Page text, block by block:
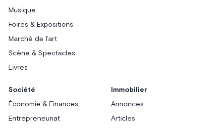
Musique
Foires & Expositions
Marché de l'art
Scène & Spectacles
Livres
Société
Économie & Finances
Entrepreneuriat
Immobilier
Annonces
Articles